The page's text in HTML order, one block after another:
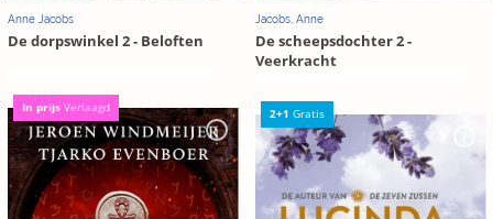
Anne Jacobs
De dorpswinkel 2 - Beloften
Jacobs, Anne
De scheepsdochter 2 -
Veerkracht
In prijsVerlaagd 2+1 Gratis